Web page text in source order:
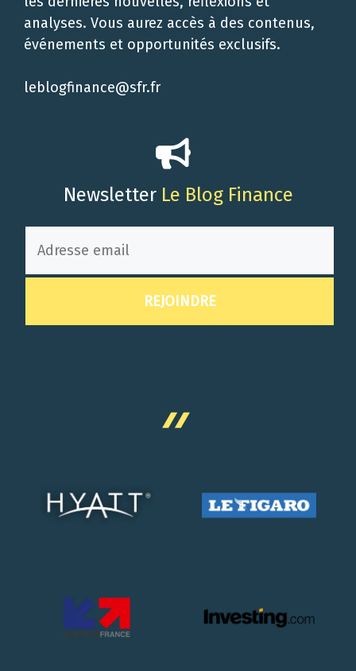
analyses. Vous aurez accès à des contenus,
événements et opportunités exclusifs.
leblogfinance@sfr.fr
Newsletter Le Blog Finance